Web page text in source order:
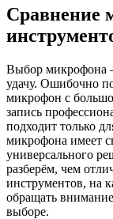
Сравнение
Выбор микрофона
удачу. Ошибочно
микрофон с
запись
подходит только
микрофона имеет
универсального
разберём, чем
инструментов, на
обращать
выборе.